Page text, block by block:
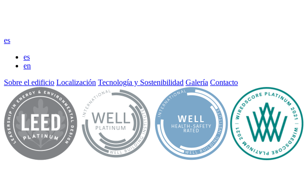
es
es
en
Sobre el edificio Localización Tecnología y Sostenibilidad Galería Contacto